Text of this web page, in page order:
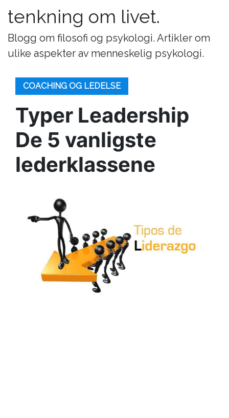
tenkning om livet.
Blogg om filosofi og psykologi. Artikler om
ulike aspekter av menneskelig psykologi.
COACHING OG LEDELSE
Typer Leadership
De 5 vanligste
lederklassene